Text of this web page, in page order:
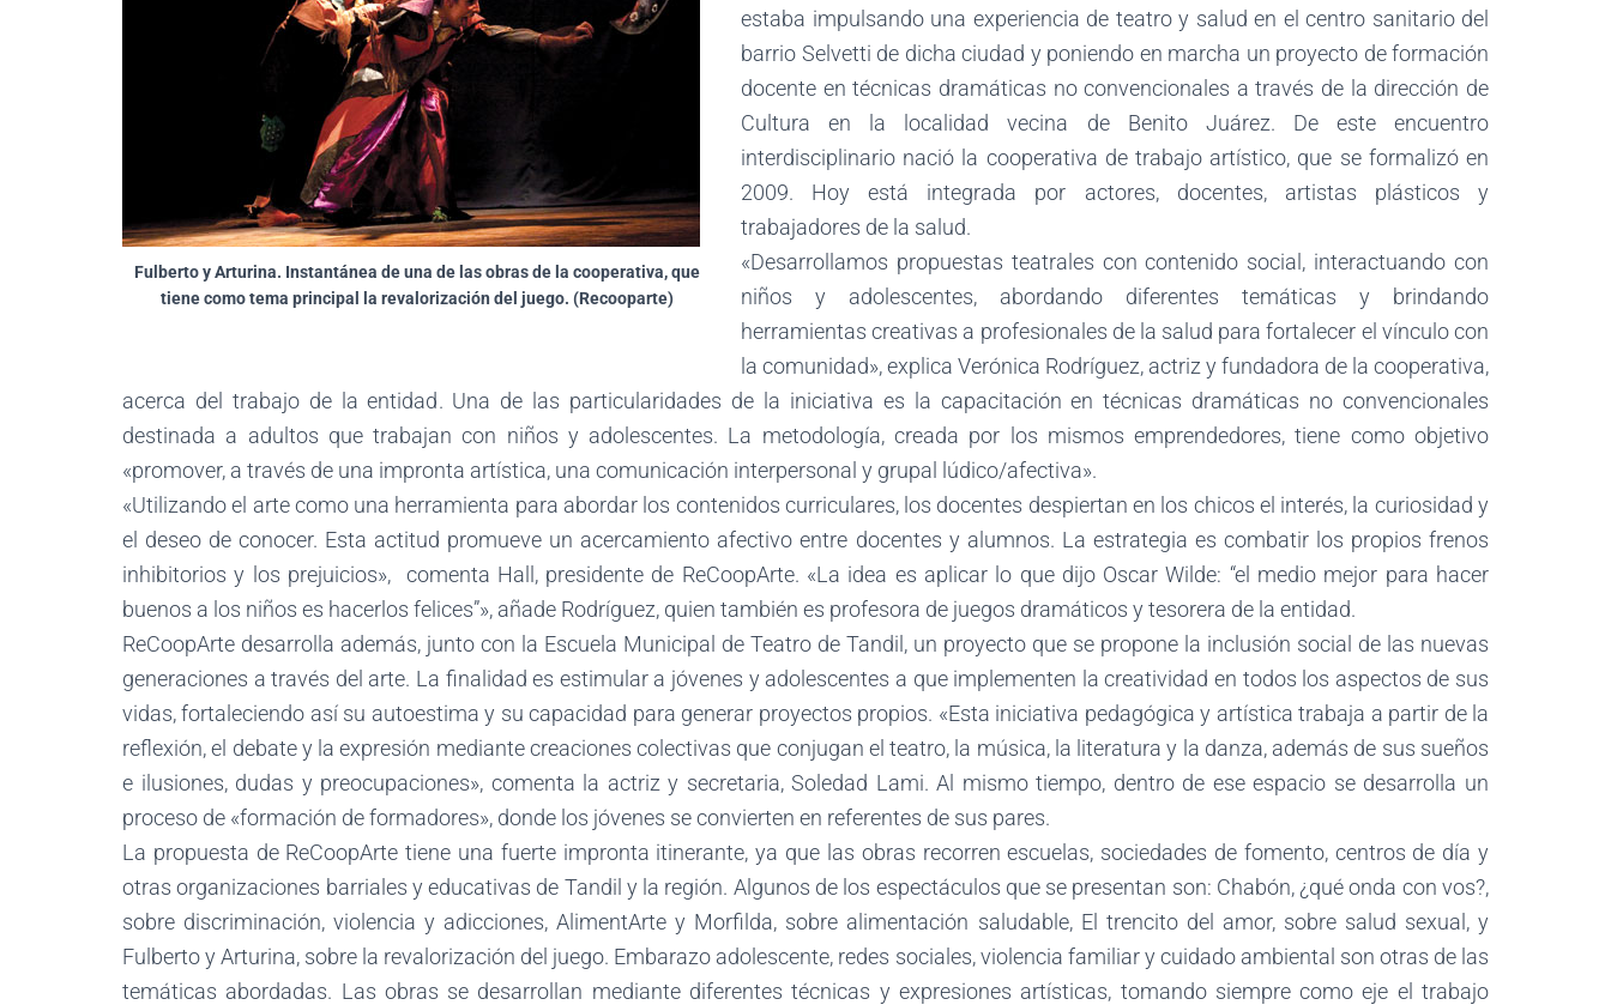
Fulberto y Arturina. Instantánea de una de las obras de la cooperativa, que
tiene como tema principal la revalorización del juego. (Recooparte)
estaba impulsando una experiencia de teatro y salud en el centro sanitario del
barrio Selvetti de dicha ciudad y poniendo en marcha un proyecto de formación
docente en técnicas dramáticas no convencionales a través de la dirección de
Cultura en la localidad vecina de Benito Juárez. De este encuentro
interdisciplinario nació la cooperativa de trabajo artístico, que se formalizó en
2009. Hoy está integrada por actores, docentes, artistas plásticos y
trabajadores de la salud.
«Desarrollamos propuestas teatrales con contenido social, interactuando con
niños y adolescentes, abordando diferentes temáticas y brindando
herramientas creativas a profesionales de la salud para fortalecer el vínculo con
la comunidad», explica Verónica Rodríguez, actriz y fundadora de la cooperativa,
acerca del trabajo de la entidad. Una de las particularidades de la iniciativa es la capacitación en técnicas dramáticas no convencionales
destinada a adultos que trabajan con niños y adolescentes. La metodología, creada por los mismos emprendedores, tiene como objetivo
«promover, a través de una impronta artística, una comunicación interpersonal y grupal lúdico/afectiva».
«Utilizando el arte como una herramienta para abordar los contenidos curriculares, los docentes despiertan en los chicos el interés, la curiosidad y
el deseo de conocer. Esta actitud promueve un acercamiento afectivo entre docentes y alumnos. La estrategia es combatir los propios frenos
inhibitorios y los prejuicios», comenta Hall, presidente de ReCoopArte. «La idea es aplicar lo que dijo Oscar Wilde: “el medio mejor para hacer
buenos a los niños es hacerlos felices”», añade Rodríguez, quien también es profesora de juegos dramáticos y tesorera de la entidad.
ReCoopArte desarrolla además, junto con la Escuela Municipal de Teatro de Tandil, un proyecto que se propone la inclusión social de las nuevas
generaciones a través del arte. La finalidad es estimular a jóvenes y adolescentes a que implementen la creatividad en todos los aspectos de sus
vidas, fortaleciendo así su autoestima y su capacidad para generar proyectos propios. «Esta iniciativa pedagógica y artística trabaja a partir de la
reflexión, el debate y la expresión mediante creaciones colectivas que conjugan el teatro, la música, la literatura y la danza, además de sus sueños
e ilusiones, dudas y preocupaciones», comenta la actriz y secretaria, Soledad Lami. Al mismo tiempo, dentro de ese espacio se desarrolla un
proceso de «formación de formadores», donde los jóvenes se convierten en referentes de sus pares.
La propuesta de ReCoopArte tiene una fuerte impronta itinerante, ya que las obras recorren escuelas, sociedades de fomento, centros de día y
otras organizaciones barriales y educativas de Tandil y la región. Algunos de los espectáculos que se presentan son: Chabón, ¿qué onda con vos?,
sobre discriminación, violencia y adicciones, AlimentArte y Morfilda, sobre alimentación saludable, El trencito del amor, sobre salud sexual, y
Fulberto y Arturina, sobre la revalorización del juego. Embarazo adolescente, redes sociales, violencia familiar y cuidado ambiental son otras de las
temáticas abordadas. Las obras se desarrollan mediante diferentes técnicas y expresiones artísticas, tomando siempre como eje el trabajo